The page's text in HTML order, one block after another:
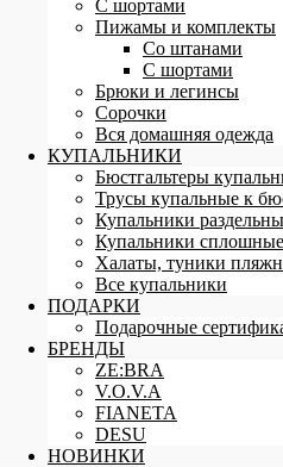
С шортами
Пижамы и комплекты
Со штанами
С шортами
Брюки и легинсы
Сорочки
Вся домашняя одежда
КУПАЛЬНИКИ
Бюстгальтеры
Трусы купальные к
Купальники
Купальники сплошные
Халаты, туники
Все купальники
ПОДАРКИ
Подарочные
БРЕНДЫ
ZE:BRA
V.O.V.A
FIANETA
DESU
НОВИНКИ